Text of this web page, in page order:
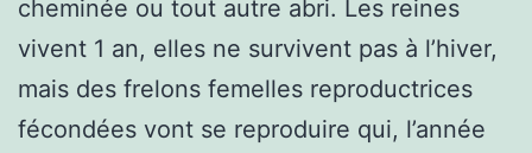
cheminée ou tout autre abri. Les reines
vivent 1 an, elles ne survivent pas à l’hiver,
mais des frelons femelles reproductrices
fécondées vont se reproduire qui, l’année